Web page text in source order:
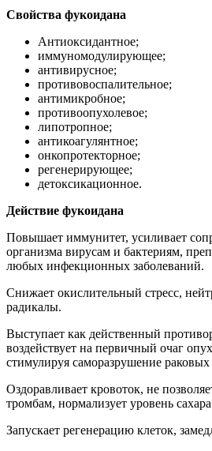
Свойства фукоидана
Антиоксидантное;
иммуномодулирующее;
антивирусное;
противовоспалительное;
антимикробное;
противоопухолевое;
липотропное;
антикоагулянтное;
онкопротекторное;
регенерирующее;
детоксикационное.
Действие фукоидана
Повышает иммунитет, усиливает
организма вирусам и бактериям,
любых инфекционных заболеваний.
Снижает окислительный стресс,
радикалы.
Выступает как действенный
воздействует на первичный очаг
стимулируя саморазрушение раковых
Оздоравливает кровоток, не
тромбам, нормализует уровень
Запускает регенерацию клеток,